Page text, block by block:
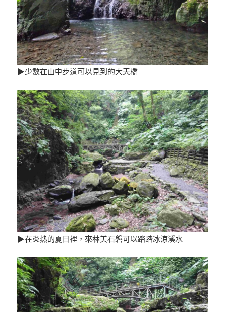
▶少數在山中步道可以見到的大天橋
▶在炎熱的夏日裡，來林美石磐可以踏踏冰涼溪水